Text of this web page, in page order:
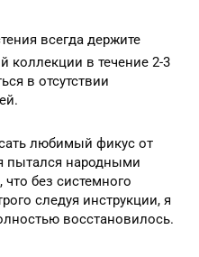
всегда держите
коллекции в течение 2-3
в отсутствии
любимый фикус от
пытался народными
без системного
следуя инструкции, я
восстановилось.